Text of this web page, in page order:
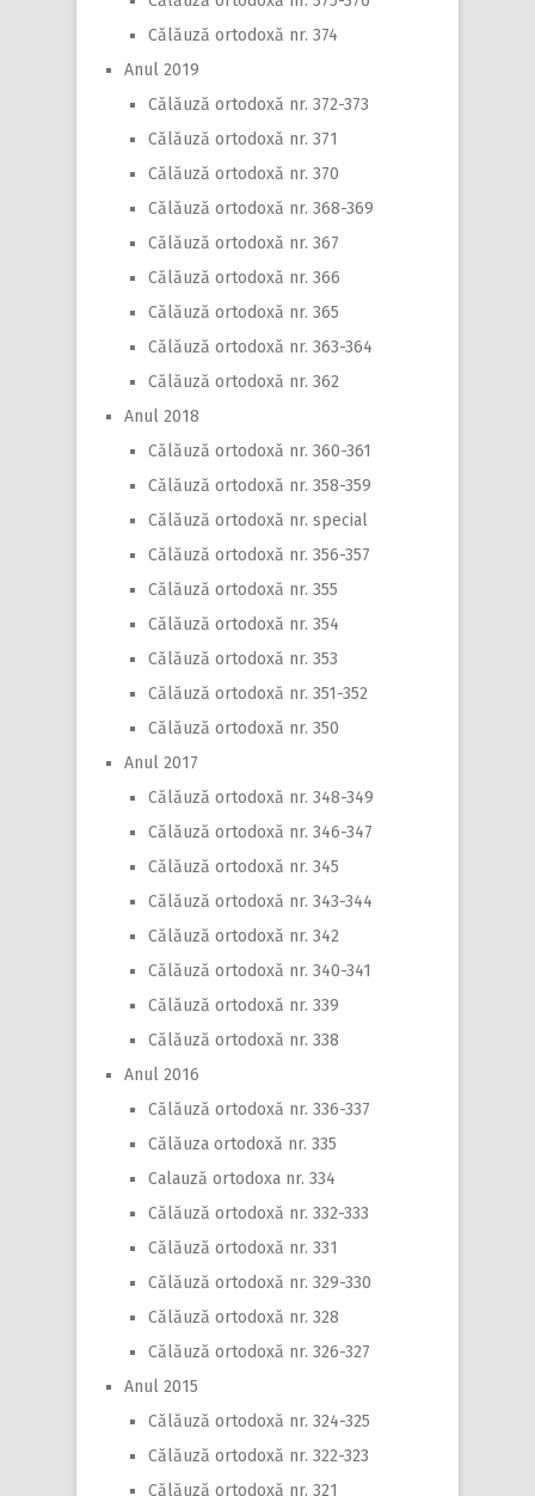
Călăuză ortodoxă nr. 374
Anul 2019
Călăuză ortodoxă nr. 372-373
Călăuză ortodoxă nr. 371
Călăuză ortodoxă nr. 370
Călăuză ortodoxă nr. 368-369
Călăuză ortodoxă nr. 367
Călăuză ortodoxă nr. 366
Călăuză ortodoxă nr. 365
Călăuză ortodoxă nr. 363-364
Călăuză ortodoxă nr. 362
Anul 2018
Călăuză ortodoxă nr. 360-361
Călăuză ortodoxă nr. 358-359
Călăuză ortodoxă nr. special
Călăuză ortodoxă nr. 356-357
Călăuză ortodoxă nr. 355
Călăuză ortodoxă nr. 354
Călăuză ortodoxă nr. 353
Călăuză ortodoxă nr. 351-352
Călăuză ortodoxă nr. 350
Anul 2017
Călăuză ortodoxă nr. 348-349
Călăuză ortodoxă nr. 346-347
Călăuză ortodoxă nr. 345
Călăuză ortodoxă nr. 343-344
Călăuză ortodoxă nr. 342
Călăuză ortodoxă nr. 340-341
Călăuză ortodoxă nr. 339
Călăuză ortodoxă nr. 338
Anul 2016
Călăuză ortodoxă nr. 336-337
Călăuza ortodoxă nr. 335
Calauză ortodoxa nr. 334
Călăuză ortodoxă nr. 332-333
Călăuză ortodoxă nr. 331
Călăuză ortodoxă nr. 329-330
Călăuză ortodoxă nr. 328
Călăuză ortodoxă nr. 326-327
Anul 2015
Călăuză ortodoxă nr. 324-325
Călăuză ortodoxă nr. 322-323
Călăuză ortodoxă nr. 321